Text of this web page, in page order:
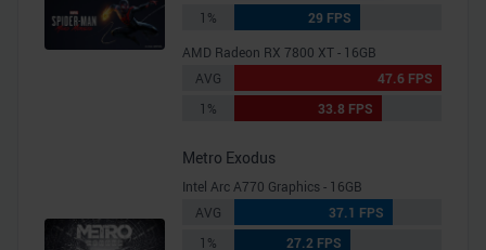
1%
29 FPS
AMD Radeon RX 7800 XT - 16GB
AVG
47.6 FPS
1%
33.8 FPS
Metro Exodus
Intel Arc A770 Graphics - 16GB
AVG
37.1 FPS
1%
27.2 FPS